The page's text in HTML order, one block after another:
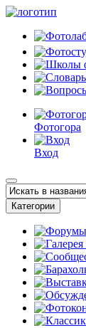
Фотогора
Вход
Категории